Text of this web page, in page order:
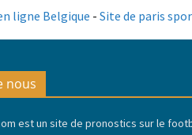
ligne Belgique - Site de paris
nous
est un site de pronostics sur le